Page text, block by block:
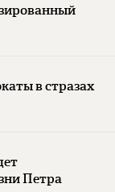
в стразах
Петра